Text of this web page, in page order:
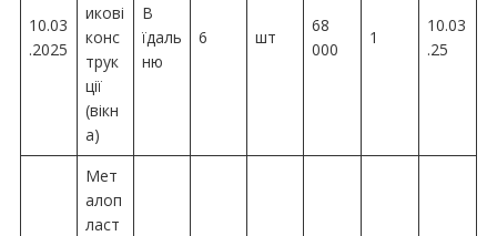
10.03
.2025
икові
конс
трук
ції
(вікн
а)
В
їдаль
ню
6 шт
68
000
1
10.03
.25
Мет
алоп
ласт